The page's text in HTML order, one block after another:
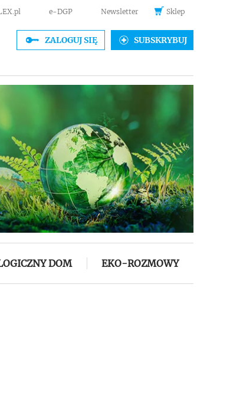
e-DGP Newsletter Sklep
ZALOGUJ SIĘ SUBSKRYBUJ
DOM EKO-ROZMOWY